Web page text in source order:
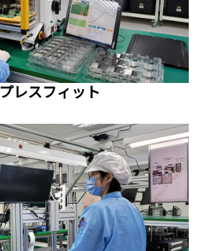
プレスフィット